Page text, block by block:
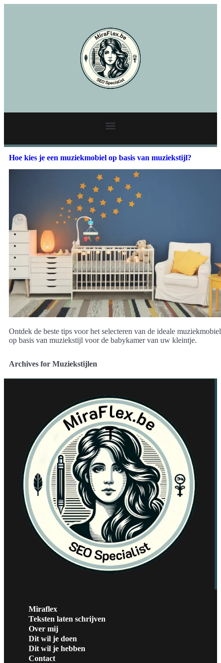
Hoe kies je een muziekmobiel op basis van muziekstijl?
Ontdek de beste tips voor het selecteren van de ideale muziekmobiel
op basis van muziekstijl voor de babykamer van uw kleintje.
Archives for Muziekstijlen
Miraflex
Teksten laten schrijven
Over mij
Dit wil je doen
Dit wil je hebben
Contact